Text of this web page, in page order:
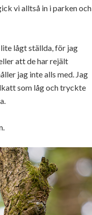
vi alltså in i parken och
lågt ställda, för jag
att de har rejält
jag inte alls med. Jag
som låg och tryckte